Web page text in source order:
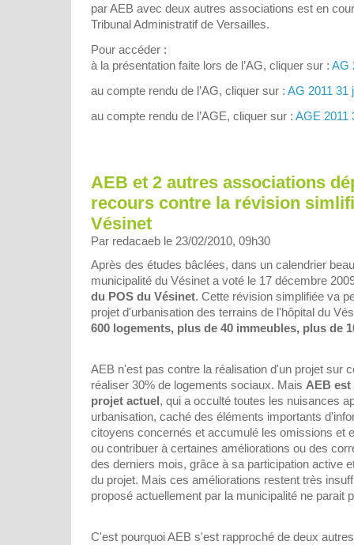
par AEB avec deux autres associations est en
Tribunal Administratif de Versailles.
Pour accéder :
à la présentation faite lors de l’AG, cliquer sur : AG
au compte rendu de l’AG, cliquer sur : AG 2011 31
au compte rendu de l’AGE, cliquer sur : AGE 2011
AEB et 2 autres associations
recours contre la révision
Vésinet
Par redacaeb le 23/02/2010, 09h30
Après des études bâclées, dans un calendrier
municipalité du Vésinet a voté le 17 décembre
du POS du Vésinet. Cette révision simplifiée va
projet d'urbanisation des terrains de l'hôpital du
600 logements, plus de 40 immeubles, plus de
AEB n'est pas contre la réalisation d'un projet sur
réaliser 30% de logements sociaux. Mais AEB est
projet actuel, qui a occulté toutes les nuisances
urbanisation, caché des éléments importants
citoyens concernés et accumulé les omissions et
ou contribuer à certaines améliorations ou des
des derniers mois, grâce à sa participation active
du projet. Mais ces améliorations restent très
proposé actuellement par la municipalité ne parait
C'est pourquoi AEB s'est rapproché de deux